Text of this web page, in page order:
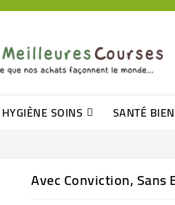
HYGIÈNE SOINS SANTÉ
Avec Conviction, Sans